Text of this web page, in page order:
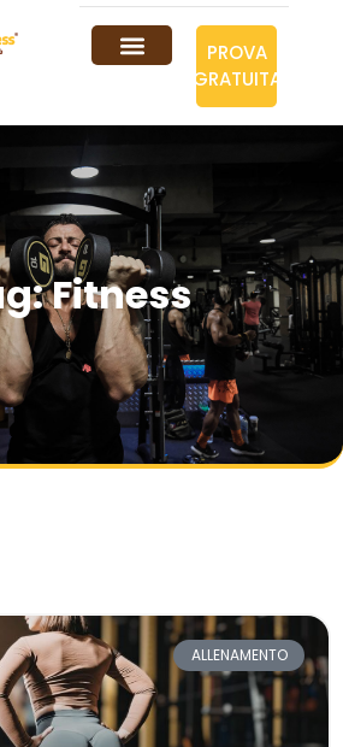
PROVA
GRATUITA
Fitness
ALLENAMENTO